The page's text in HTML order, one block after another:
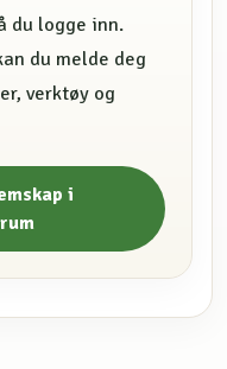
du logge inn.
du melde deg
verktøy og
i